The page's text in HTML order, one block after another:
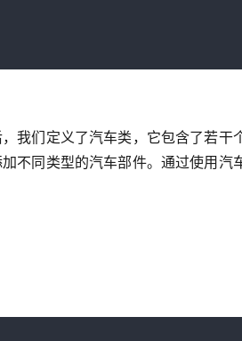
我们定义了汽车类，它包含了若干
不同类型的汽车部件。通过使用汽